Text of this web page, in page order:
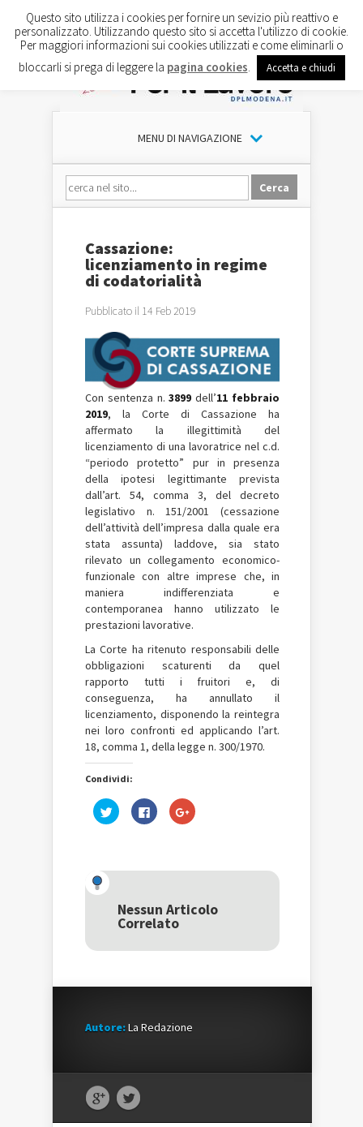
MENU DI NAVIGAZIONE
Cassazione:
licenziamento in regime
di codatorialità
Pubblicato il 14 Feb 2019
Con sentenza n.3899 dell’11 febbraio
2019, la Corte di Cassazione ha
affermato la illegittimità del
licenziamento di una lavoratrice nel c.d.
“periodo protetto” pur in presenza
della ipotesi legittimante prevista
dall’art. 54, comma 3, del decreto
legislativo n. 151/2001 (cessazione
dell’attività dell’impresa dalla quale era
stata assunta) laddove, sia stato
rilevato un collegamento economico-
funzionale con altre imprese che, in
maniera indifferenziata e
contemporanea hanno utilizzato le
prestazioni lavorative.
La Corte ha ritenuto responsabili delle
obbligazioni scaturenti da quel
rapporto tutti i fruitori e, di
conseguenza, ha annullato il
licenziamento, disponendo la reintegra
nei loro confronti ed applicando l’art.
18, comma 1, della legge n. 300/1970.
Condividi:
Fai
clic
una
nuova
finestra)
Fai
clic
nuova
finestra)
Fai
clic
una
nuova
Nessun Articolo
Correlato
Autore:La Redazione
Questo sito utilizza i cookies per fornire un sevizio più reattivo e
personalizzato. Utilizzando questo sito si accetta l'utilizzo di cookie.
Per maggiori informazioni sui cookies utilizzati e come eliminarli o
bloccarli si prega di leggere la pagina cookies Accetta e chiudi